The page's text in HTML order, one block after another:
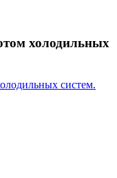
холодильных